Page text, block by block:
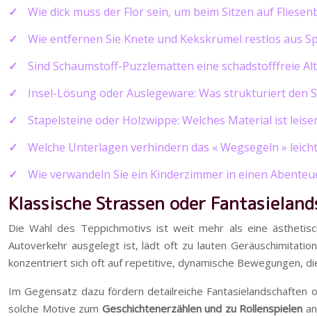
Wie dick muss der Flor sein, um beim Sitzen auf
Wie entfernen Sie Knete und Kekskrümel restlos aus
Sind Schaumstoff-Puzzlematten eine schadstofffreie
Insel-Lösung oder Auslegeware: Was strukturiert den
Stapelsteine oder Holzwippe: Welches Material ist
Welche Unterlagen verhindern das « Wegsegeln »
Wie verwandeln Sie ein Kinderzimmer in einen
Klassische Strassen oder
Die Wahl des Teppichmotivs ist weit mehr als eine
Autoverkehr ausgelegt ist, lädt oft zu lauten
konzentriert sich oft auf repetitive, dynamische Bewegungen,
Im Gegensatz dazu fördern detailreiche
solche Motive zum Geschichtenerzählen und zu Rollenspielen